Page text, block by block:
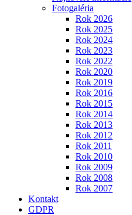
Fotogaléria
Rok 2026
Rok 2025
Rok 2024
Rok 2023
Rok 2022
Rok 2020
Rok 2019
Rok 2016
Rok 2015
Rok 2014
Rok 2013
Rok 2012
Rok 2011
Rok 2010
Rok 2009
Rok 2008
Rok 2007
Kontakt
GDPR